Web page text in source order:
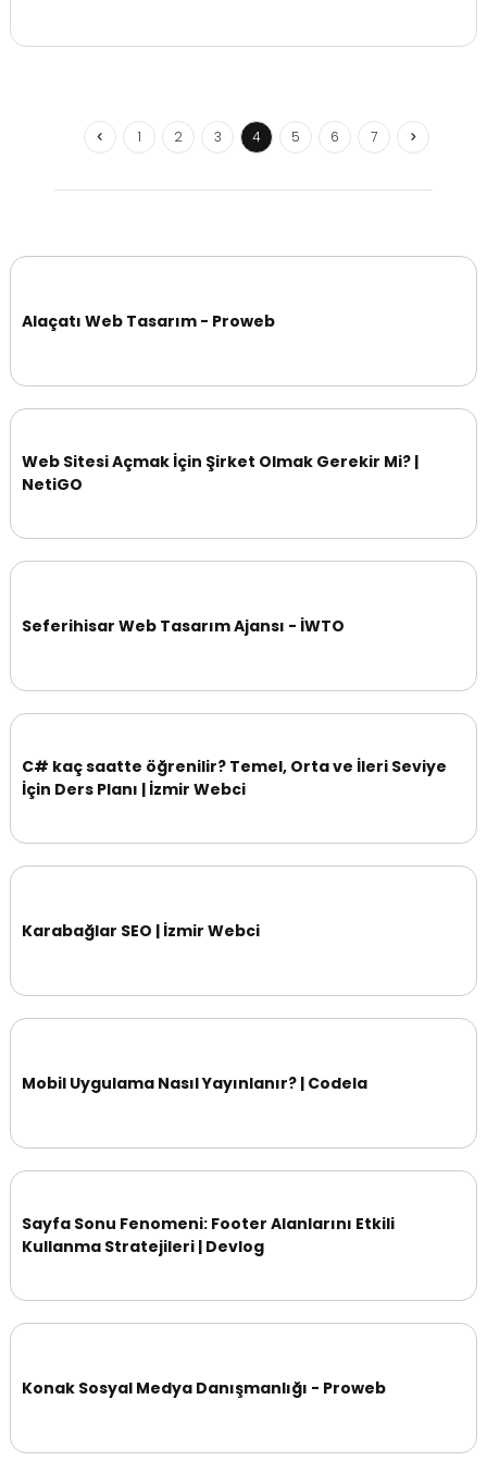
1 2 3 4 5 6 7
Alaçatı Web Tasarım - Proweb
Web Sitesi Açmak İçin Şirket Olmak Gerekir Mi? |
NetiGO
Seferihisar Web Tasarım Ajansı - İWTO
C# kaç saatte öğrenilir? Temel, Orta ve İleri Seviye
İçin Ders Planı | İzmir Webci
Karabağlar SEO | İzmir Webci
Mobil Uygulama Nasıl Yayınlanır? | Codela
Sayfa Sonu Fenomeni: Footer Alanlarını Etkili
Kullanma Stratejileri | Devlog
Konak Sosyal Medya Danışmanlığı - Proweb